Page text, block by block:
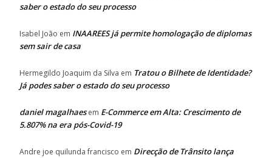
saber o estado do seu processo
Isabel João em INAAREES já permite homologação de diplomas
sem sair de casa
Hermegildo Joaquim da Silva em Tratou o Bilhete de Identidade?
Já podes saber o estado do seu processo
daniel magalhaesem E-Commerce em Alta: Crescimento de
5.807% na era pós-Covid-19
Andre joe quilunda francisco em Direcção de Trânsito lança